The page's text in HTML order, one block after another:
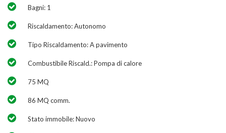
Bagni: 1
Riscaldamento: Autonomo
Tipo Riscaldamento: A pavimento
Combustibile Riscald.: Pompa di calore
75 MQ
86 MQ comm.
Stato immobile: Nuovo